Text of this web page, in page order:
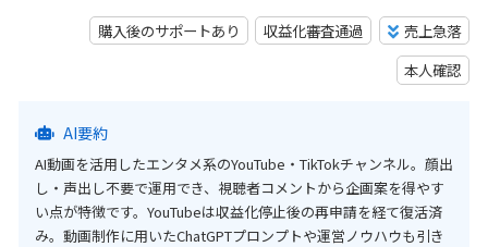
購入後のサポートあり 収益化審査通過
売上急落
本人確認
AI要約
AI動画を活用したエンタメ系のYouTube・TikTokチャンネル。顔出
し・声出し不要で運用でき、視聴者コメントから企画案を得やす
い点が特徴です。YouTubeは収益化停止後の再申請を経て復活済
み。動画制作に用いたChatGPTプロンプトや運営ノウハウも引き